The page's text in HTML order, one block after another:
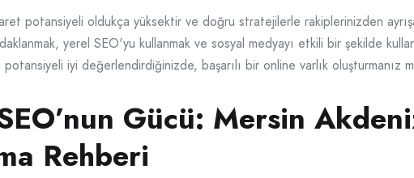
potansiyeli oldukça yüksektir ve doğru stratejilerle rakiplerinizden
yerel SEO'yu kullanmak ve sosyal medyayı etkili bir şekilde
iyi değerlendirdiğinizde, başarılı bir online varlık oluşturmanız
Gücü: Mersin
Rehberi